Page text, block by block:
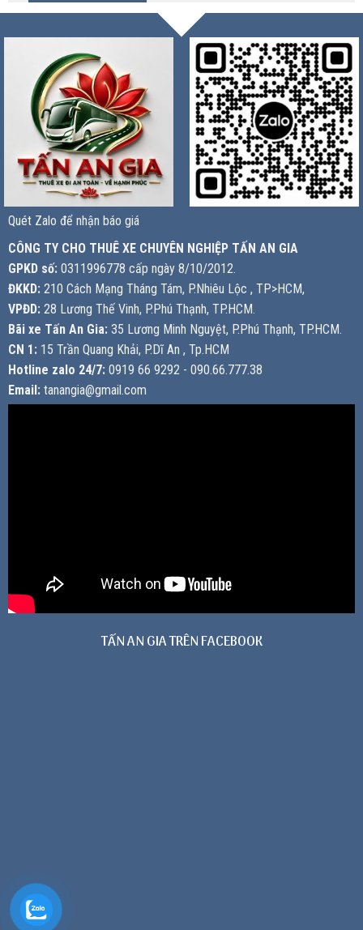
Quét Zalo để nhận báo giá
CÔNG TY CHO THUÊ XE CHUYÊN NGHIỆP TẤN AN GIA
GPKD số: 0311996778 cấp ngày 8/10/2012.
ĐKKD: 210 Cách Mạng Tháng Tám, P.Nhiêu Lộc , TP>HCM,
VPĐD: 28 Lương Thế Vinh, P.Phú Thạnh, TP.HCM.
Bãi xe Tấn An Gia: 35 Lương Minh Nguyệt, P.Phú Thạnh, TP.HCM.
CN 1: 15 Trần Quang Khải, P.Dĩ An , Tp.HCM
Hotline zalo 24/7: 0919 66 9292 - 090.66.777.38
Email: tanangia@gmail.com
TẤN AN GIA TRÊN FACEBOOK